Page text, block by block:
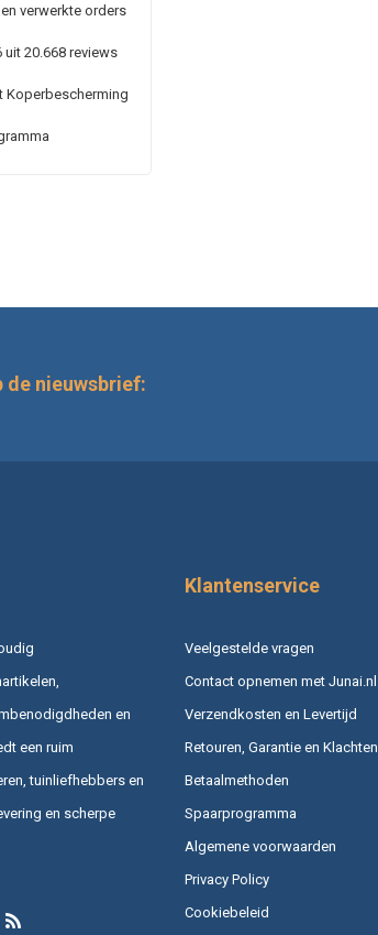
verwerkte orders
uit 20.668 reviews
Koperbescherming
de nieuwsbrief:
en
een ruim
tuinliefhebbers en
en scherpe
Klantenservice
Veelgestelde vragen
Contact opnemen met Junai.nl
Verzendkosten en Levertijd
Retouren, Garantie en Klachten
Betaalmethoden
Spaarprogramma
Algemene voorwaarden
Privacy Policy
Cookiebeleid